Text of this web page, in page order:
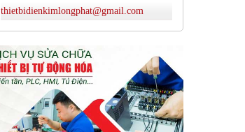
thietbidienkimlongphat@gmail.com